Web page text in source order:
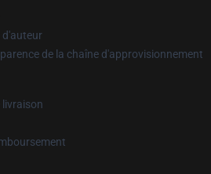
d'auteur
de la chaîne d'approvisionnement
livraison